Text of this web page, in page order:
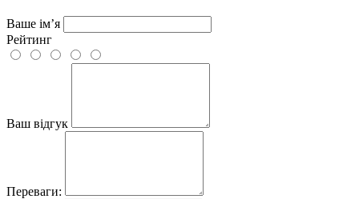
Ваше ім’я
Рейтинг
Ваш відгук
Переваги: